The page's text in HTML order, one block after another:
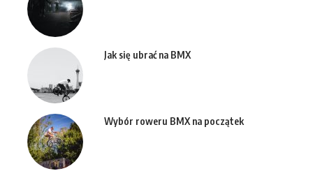
Jak się ubrać na BMX
Wybór roweru BMX na początek